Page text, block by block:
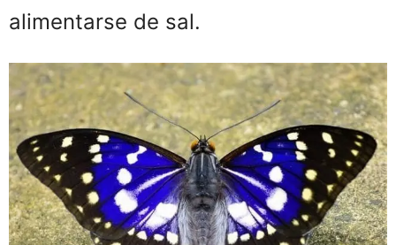
alimentarse de sal.